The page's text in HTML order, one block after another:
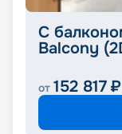
С
Balcony
от 152 817 ₽